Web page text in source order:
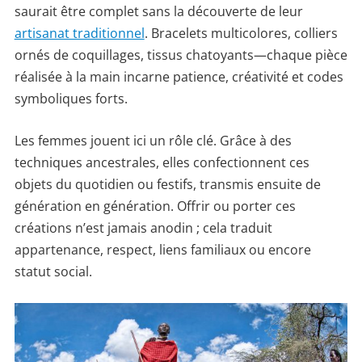
saurait être complet sans la découverte de leur
artisanat traditionnel. Bracelets multicolores, colliers
ornés de coquillages, tissus chatoyants—chaque pièce
réalisée à la main incarne patience, créativité et codes
symboliques forts.
Les femmes jouent ici un rôle clé. Grâce à des
techniques ancestrales, elles confectionnent ces
objets du quotidien ou festifs, transmis ensuite de
génération en génération. Offrir ou porter ces
créations n’est jamais anodin ; cela traduit
appartenance, respect, liens familiaux ou encore
statut social.